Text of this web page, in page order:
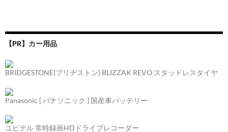
【PR】カー用品
BRIDGESTONE(ブリヂストン) BLIZZAK REVO スタッドレスタイヤ
Panasonic [ パナソニック ] 国産車バッテリー
ユピテル 常時録画HDドライブレコーダー